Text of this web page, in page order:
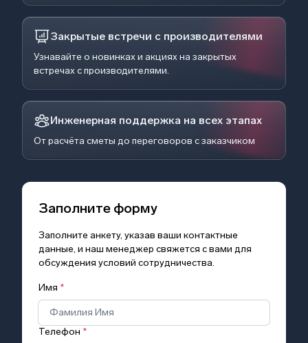
Закрытые встречи с производителями
Узнавайте о новинках и акциях на закрытых
встречах с производителями.
Инженерная поддержка на всех этапах
От расчёта сметы до переговоров с заказчиком
Заполните форму
Заполните анкету, указав ваши контактные
данные, и наш менеджер свяжется с вами для
обсуждения условий сотрудничества.
Имя *
Телефон *